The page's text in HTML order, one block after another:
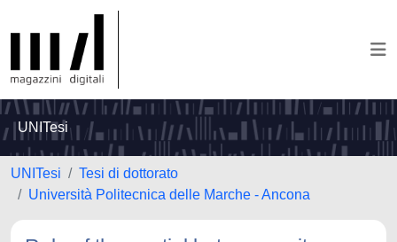
UNITesi
UNITesi
Tesi di dottorato
Università Politecnica delle Marche - Ancona